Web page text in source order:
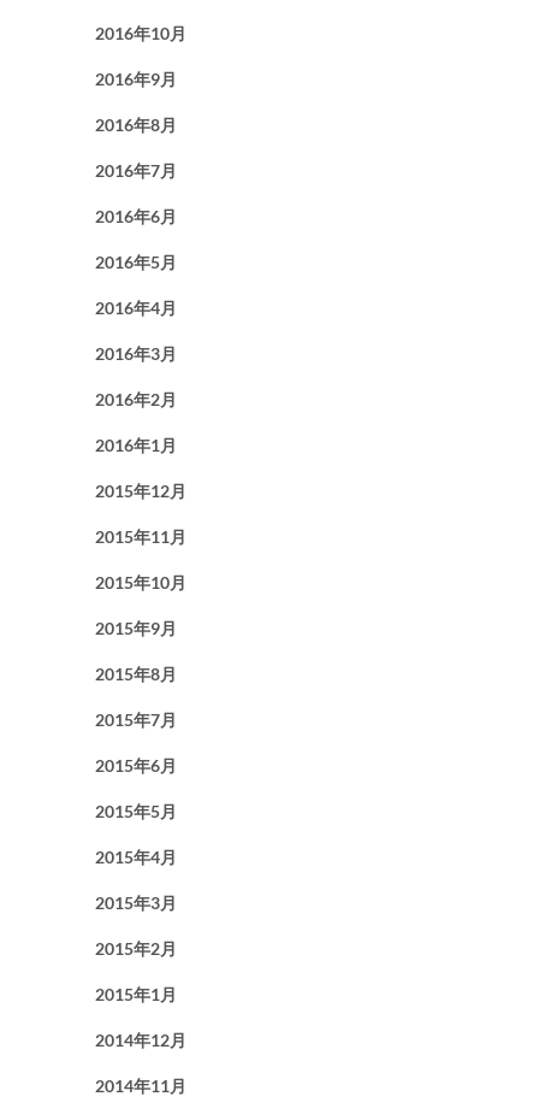
2016年10月
2016年9月
2016年8月
2016年7月
2016年6月
2016年5月
2016年4月
2016年3月
2016年2月
2016年1月
2015年12月
2015年11月
2015年10月
2015年9月
2015年8月
2015年7月
2015年6月
2015年5月
2015年4月
2015年3月
2015年2月
2015年1月
2014年12月
2014年11月